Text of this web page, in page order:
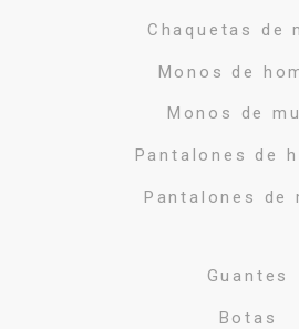
Chaquetas de
Monos de
Monos de
Pantalones de
Pantalones de
Guantes
Botas